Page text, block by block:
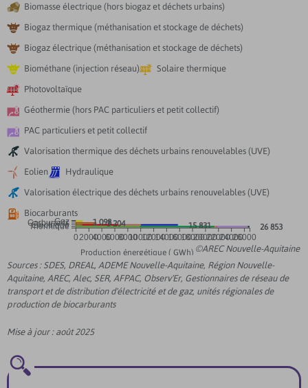
 Biomasse électrique (hors biogaz et déchets urbains)
 Biogaz thermique (méthanisation et stockage de déchets)
 Biogaz électrique (méthanisation et stockage de déchets)
 Biométhane (injection réseau) Solaire thermique
 Photovoltaïque
 Géothermie (hors PAC particuliers et petit collectif)
 PAC particuliers et petit collectif
 Valorisation thermique des déchets urbains renouvelables (UVE)
 Eolien Hydraulique
 Valorisation électrique des déchets urbains renouvelables (UVE)
 Biocarburants
©AREC Nouvelle-Aquitaine
0 2000400060008000100001200014000160001800020000220002400026000
Production énergétique ( GWh)
Thermique
Electrique
Carburants
Gaz
26 853
1 098 15 831
3 204
Sources : SDES, DREAL, ADEME Nouvelle-Aquitaine, Région Nouvelle-
Aquitaine, AREC, Alec, SER, AFPAC, Observ'Er, Gestionnaires de réseau de
transport et de distribution d'électricité et de gaz, unités régionales de
production de biocarburants
Mise à jour : août 2025